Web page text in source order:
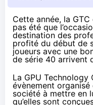
Cette année, la GTC
pas été que
destination des
profité du début de
joueurs avec une
de série 40 arrivent
La GPU Technology
évènement
société à mettre en
qu’elles sont